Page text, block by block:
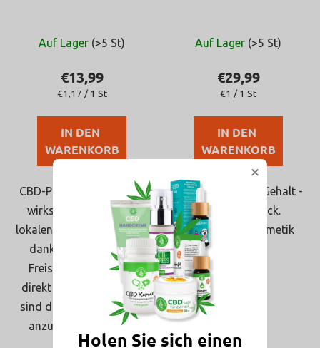
durchschnittliche
ist
von
5
Auf Lager (>5 St)
€13,99
Verkaufspreis:
€1,17 / 1 St
IN DEN
WARENKORB
CBD-Pflaster bieten eine
wirksame Lösung zur
lokalen Schmerzlinderung
dank der langsamen
Freisetzung von CBD
direkt in den Körper. Sie
sind diskret und einfach
anzuwenden. Jedes...
ist
von
5
Sternen.
Auf Lager (>5 St)
€29,99
Verkaufspreis:
€1 / 1 St
IN DEN
WARENKORB
Pflaster mit CBD Gehalt -
20 mg, 30 Stück.
Zertifizierte Kosmetik
×
Holen Sie sich einen